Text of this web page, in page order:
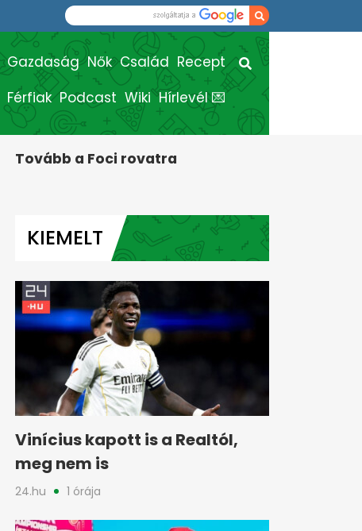
Gazdaság Nők Család Recept
Férfiak Podcast Wiki Hírlevél 💌
Tovább a Foci rovatra
KIEMELT
Vinícius kapott is a Realtól,
meg nem is
24.hu 1 órája